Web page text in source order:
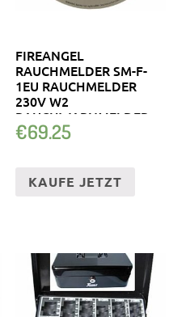
FIREANGEL
RAUCHMELDER SM-F-
1EU RAUCHMELDER
230V W2
RAUCHWARNMELDER
KABEL
€69.25
KAUFE JETZT